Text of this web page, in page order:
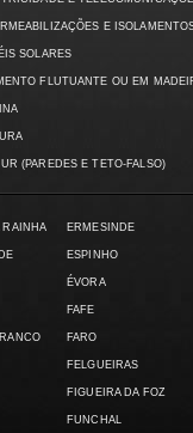
E
SOLARES
FLUTUANTE OU EM
(PAREDES E TETO-FALSO)
RAINHA ERMESINDE
ESPINHO
ÉVORA
FAFE
FARO
FELGUEIRAS
FIGUEIRA DA FOZ
FUNCHAL